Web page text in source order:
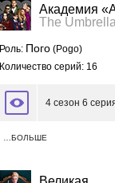
Академия
The
Роль: Пого (Pogo)
Количество серий: 16
4 сезон 6
…БОЛЬШЕ